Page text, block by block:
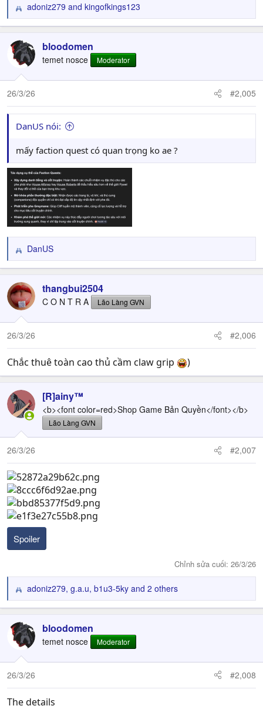
R
e
c
t
o
n
:
adoniz279 and kingofkings123
bloodomen
temet nosce Moderator
26/3/26 #2,005
DanUS nói:
mấy faction quest có quan trọng ko ae ?
R
e
c
t
i
o
n
DanUS
thangbui2504
C O N T R A Lão Làng GVN
26/3/26 #2,006
Chắc thuê toàn cao thủ cầm claw grip )
[R]ainy™
<b><font color=red>Shop Game Bản Quyền</font></b>
Lão Làng GVN
26/3/26 #2,007
Spoiler
Chỉnh sửa cuối: 26/3/26
R
e
c
t
o
n
s
adoniz279, g.a.u, b1u3-5ky and 2 others
bloodomen
temet nosce Moderator
26/3/26 #2,008
The details